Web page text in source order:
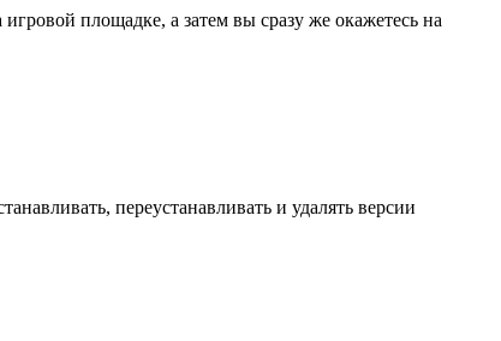
площадке, а затем вы сразу же окажетесь на
переустанавливать и удалять версии